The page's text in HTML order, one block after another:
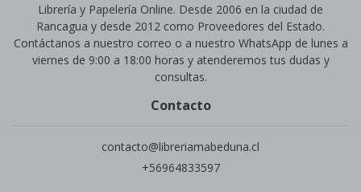
Librería y Papelería Online. Desde 2006 en la ciudad de
Rancagua y desde 2012 como Proveedores del Estado.
Contáctanos a nuestro correo o a nuestro WhatsApp de lunes a
viernes de 9:00 a 18:00 horas y atenderemos tus dudas y
consultas.
Contacto
contacto@libreriamabeduna.cl
+56964833597